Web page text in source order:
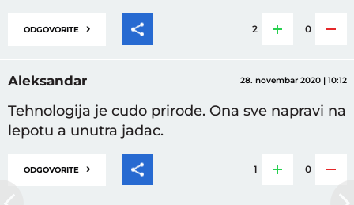
ODGOVORITE › 2 0
Aleksandar 28. novembar 2020 | 10:12
Tehnologija je cudo prirode. Ona sve napravi na
lepotu a unutra jadac.
ODGOVORITE › 1 0